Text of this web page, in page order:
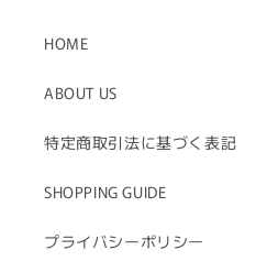
HOME
ABOUT US
特定商取引法に基づく表記
SHOPPING GUIDE
プライバシーポリシー